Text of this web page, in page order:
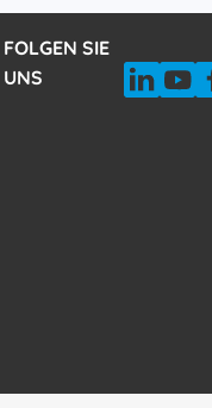
FOLGEN SIE
UNS